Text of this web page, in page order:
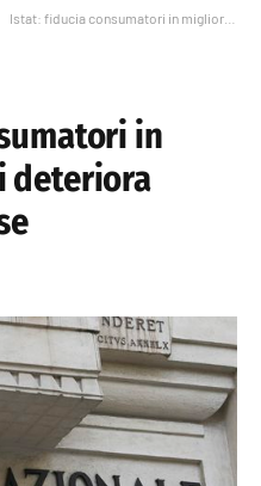
Istat: fiducia consumatori in miglioramento, si deteriora sentiment imprese
in
deteriora